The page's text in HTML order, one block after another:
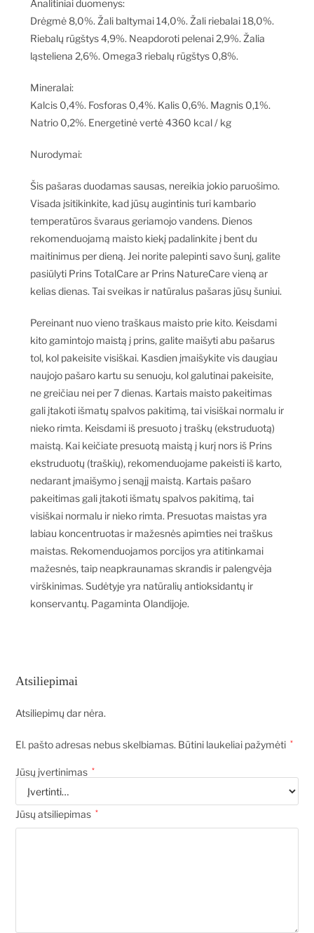
Analitiniai duomenys:
Drėgmė 8,0%. Žali baltymai 14,0%. Žali riebalai 18,0%.
Riebalų rūgštys 4,9%. Neapdoroti pelenai 2,9%. Žalia
ląsteliena 2,6%. Omega3 riebalų rūgštys 0,8%.
Mineralai:
Kalcis 0,4%. Fosforas 0,4%. Kalis 0,6%. Magnis 0,1%.
Natrio 0,2%. Energetinė vertė 4360 kcal / kg
Nurodymai:
Šis pašaras duodamas sausas, nereikia jokio paruošimo.
Visada įsitikinkite, kad jūsų augintinis turi kambario
temperatūros švaraus geriamojo vandens. Dienos
rekomenduojamą maisto kiekį padalinkite į bent du
maitinimus per dieną. Jei norite palepinti savo šunį, galite
pasiūlyti Prins TotalCare ar Prins NatureCare vieną ar
kelias dienas. Tai sveikas ir natūralus pašaras jūsų šuniui.
Pereinant nuo vieno traškaus maisto prie kito. Keisdami
kito gamintojo maistą į prins, galite maišyti abu pašarus
tol, kol pakeisite visiškai. Kasdien įmaišykite vis daugiau
naujojo pašaro kartu su senuoju, kol galutinai pakeisite,
ne greičiau nei per 7 dienas. Kartais maisto pakeitimas
gali įtakoti išmatų spalvos pakitimą, tai visiškai normalu ir
nieko rimta. Keisdami iš presuoto į traškų (ekstruduotą)
maistą. Kai keičiate presuotą maistą į kurį nors iš Prins
ekstruduotų (traškių), rekomenduojame pakeisti iš karto,
nedarant įmaišymo į senąjį maistą. Kartais pašaro
pakeitimas gali įtakoti išmatų spalvos pakitimą, tai
visiškai normalu ir nieko rimta. Presuotas maistas yra
labiau koncentruotas ir mažesnės apimties nei traškus
maistas. Rekomenduojamos porcijos yra atitinkamai
mažesnės, taip neapkraunamas skrandis ir palengvėja
virškinimas. Sudėtyje yra natūralių antioksidantų ir
konservantų. Pagaminta Olandijoje.
Atsiliepimai
Atsiliepimų dar nėra.
El. pašto adresas nebus skelbiamas. Būtini laukeliai pažymėti *
Jūsų įvertinimas *
Jūsų atsiliepimas *